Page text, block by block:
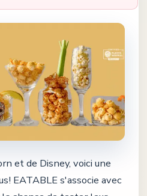
et de Disney, voici une
EATABLE s'associe avec